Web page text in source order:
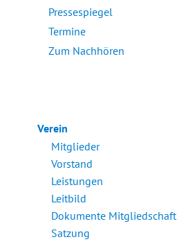
Pressespiegel
Termine
Zum Nachhören
Verein
Mitglieder
Vorstand
Leistungen
Leitbild
Dokumente Mitgliedschaft
Satzung